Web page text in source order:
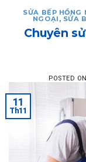
SỬA BẾP
NGOẠI , SỬA
Chuyên
POSTED ON
11
Th11